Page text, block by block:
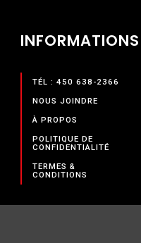
INFORMATIONS
TÉL : 450 638-2366
NOUS JOINDRE
À PROPOS
POLITIQUE DE
CONFIDENTIALITÉ
TERMES &
CONDITIONS